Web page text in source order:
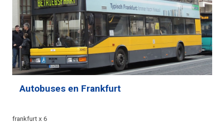
Autobuses en Frankfurt
frankfurt x 6